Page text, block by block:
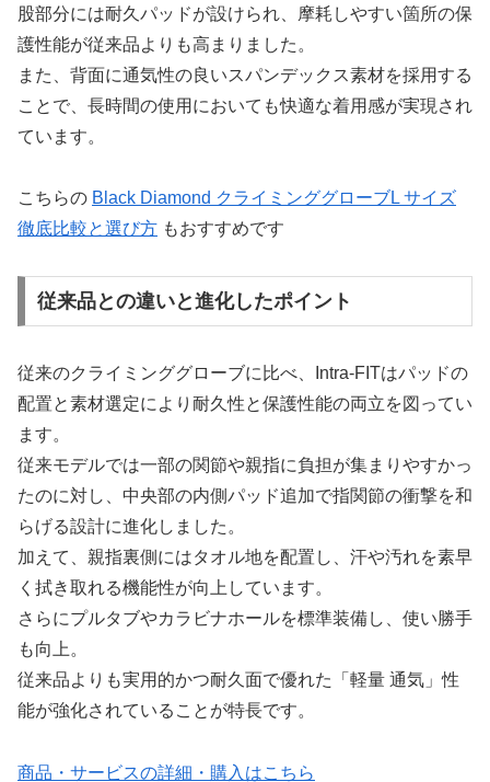
股部分には耐久パッドが設けられ、摩耗しやすい箇所の保
護性能が従来品よりも高まりました。
また、背面に通気性の良いスパンデックス素材を採用する
ことで、長時間の使用においても快適な着用感が実現され
ています。
こちらの Black Diamond クライミンググローブL サイズ
徹底比較と選び方 もおすすめです
従来品との違いと進化したポイント
従来のクライミンググローブに比べ、Intra-FITはパッドの
配置と素材選定により耐久性と保護性能の両立を図ってい
ます。
従来モデルでは一部の関節や親指に負担が集まりやすかっ
たのに対し、中央部の内側パッド追加で指関節の衝撃を和
らげる設計に進化しました。
加えて、親指裏側にはタオル地を配置し、汗や汚れを素早
く拭き取れる機能性が向上しています。
さらにプルタブやカラビナホールを標準装備し、使い勝手
も向上。
従来品よりも実用的かつ耐久面で優れた「軽量 通気」性
能が強化されていることが特長です。
商品・サービスの詳細・購入はこちら